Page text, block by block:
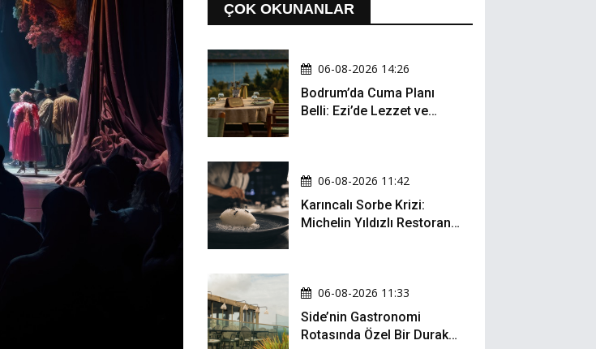
ÇOK OKUNANLAR
06-08-2026 14:26
Bodrum’da Cuma Planı
Belli: Ezi’de Lezzet ve
06-08-2026 11:42
Karıncalı Sorbe Krizi:
Michelin Yıldızlı Restoran
06-08-2026 11:33
Side’nin Gastronomi
Rotasında Özel Bir Durak: